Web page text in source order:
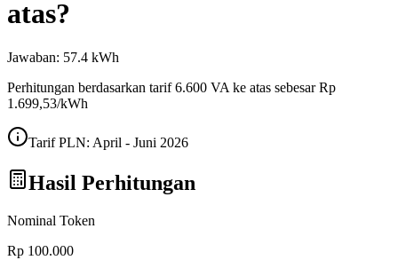
atas?
Jawaban: 57.4 kWh
Perhitungan berdasarkan tarif6.600 VA ke atas sebesar Rp
1.699,53/kWh
Tarif PLN: April - Juni 2026
Hasil Perhitungan
Nominal Token
Rp 100.000